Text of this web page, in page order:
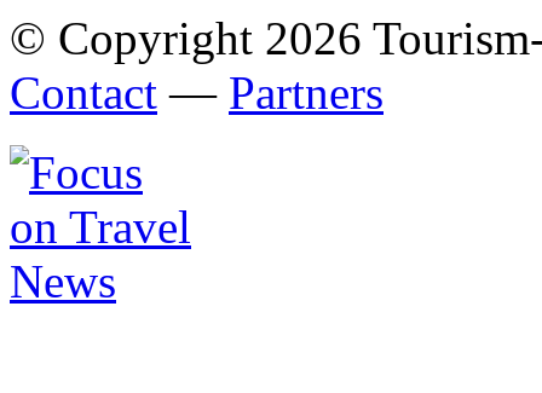
© Copyright 2026
Contact — Partners